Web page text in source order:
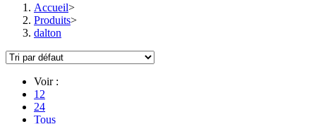
Accueil>
Produits>
dalton
Voir :
12
24
Tous